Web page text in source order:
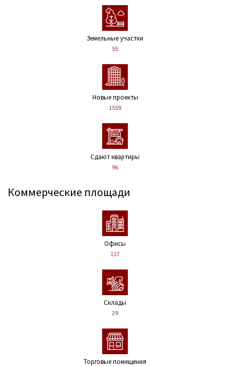
Земельные участки
55
Новые проекты
1559
Сдают квартиры
96
Коммерческие площади
Офисы
117
Склады
29
Торговые помещения